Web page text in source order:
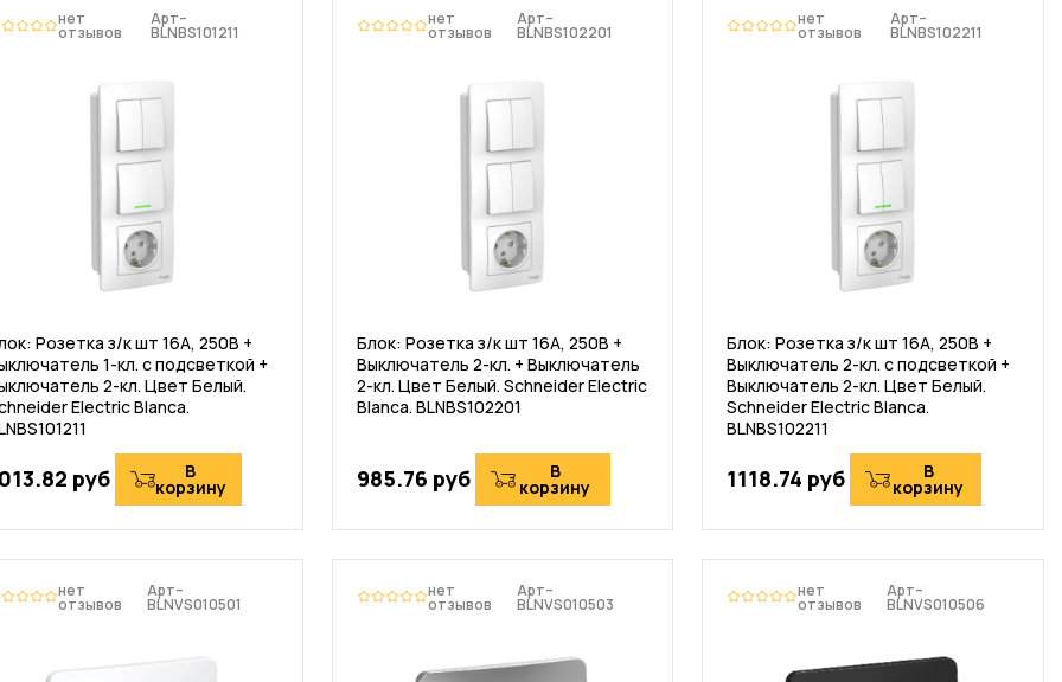
нет
отзывов
Арт–
BLNBS101211
Розетка з/к шт 16А, 250В +
1-кл. с подсветкой +
2-кл. Цвет Белый.
Electric Blanca.
руб В
корзину
нет
отзывов
Арт–
BLNBS102201
Блок: Розетка з/к шт 16А, 250В +
Выключатель 2-кл. + Выключатель
2-кл. Цвет Белый. Schneider Electric
Blanca. BLNBS102201
985.76 руб В
корзину
нет
отзывов
Арт–
BLNBS102211
Блок: Розетка з/к шт 16А, 250В +
Выключатель 2-кл. с подсветкой +
Выключатель 2-кл. Цвет Белый.
Schneider Electric Blanca.
BLNBS102211
1118.74 руб В
корзину
нет
отзывов
Арт–
BLNVS010501
нет
отзывов
Арт–
BLNVS010503
нет
отзывов
Арт–
BLNVS010506